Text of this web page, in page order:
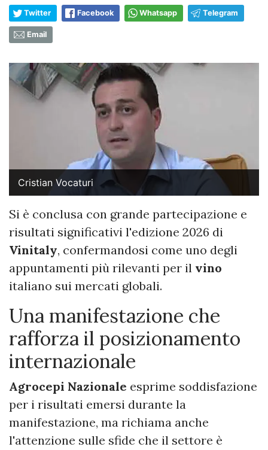
Twitter Facebook Whatsapp Telegram
Email
Cristian Vocaturi
Si è conclusa con grande partecipazione e
risultati significativi l'edizione 2026 di
Vinitaly, confermandosi come uno degli
appuntamenti più rilevanti per il vino
italiano sui mercati globali.
Una manifestazione che
rafforza il posizionamento
internazionale
Agrocepi Nazionale esprime soddisfazione
per i risultati emersi durante la
manifestazione, ma richiama anche
l'attenzione sulle sfide che il settore è